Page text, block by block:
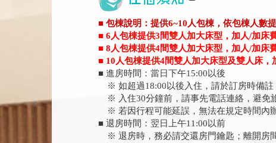
■ 包棟說明：提供6~10人包棟，依包棟人數
■ 6人包棟提供3間雙人加大床型，加人/加床
■ 8人包棟提供4間雙人加大床型，加人/加床
■ 10人包棟提供4間雙人加大床型及雙人床，
■ 進房時間：當日下午15:00以後
※ 如超過18:00以後入住，請於訂房時備註
※ 入住30分鐘前，請事先電話連絡，避免
※ 若因行程可能延誤，無法在規定時間內
■ 退房時間：翌日上午11:00以前
※ 退房時，務必請交還房門鑰匙；離開房